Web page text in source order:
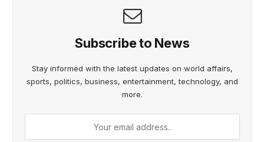
Subscribe to News
Stay informed with the latest updates on world affairs,
sports, politics, business, entertainment, technology, and
more.